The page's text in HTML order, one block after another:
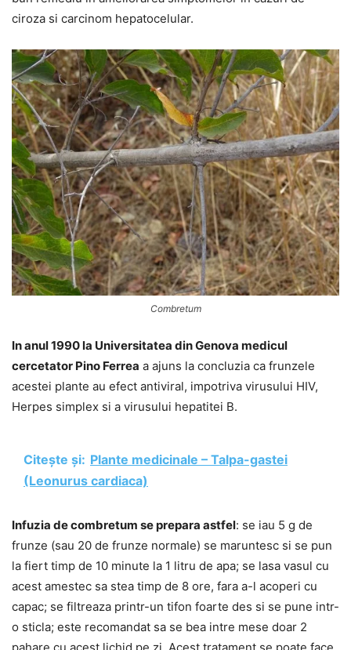
ciroza si carcinom hepatocelular.
Combretum
In anul 1990 la Universitatea din Genova medicul
cercetator Pino Ferrea a ajuns la concluzia ca frunzele
acestei plante au efect antiviral, impotriva virusului HIV,
Herpes simplex si a virusului hepatitei B.
Citește și: Plante medicinale – Talpa-gastei
(Leonurus cardiaca)
Infuzia de combretum se prepara astfel: se iau 5 g de
frunze (sau 20 de frunze normale) se maruntesc si se pun
la fiert timp de 10 minute la 1 litru de apa; se lasa vasul cu
acest amestec sa stea timp de 8 ore, fara a-l acoperi cu
capac; se filtreaza printr-un tifon foarte des si se pune intr-
o sticla; este recomandat sa se bea intre mese doar 2